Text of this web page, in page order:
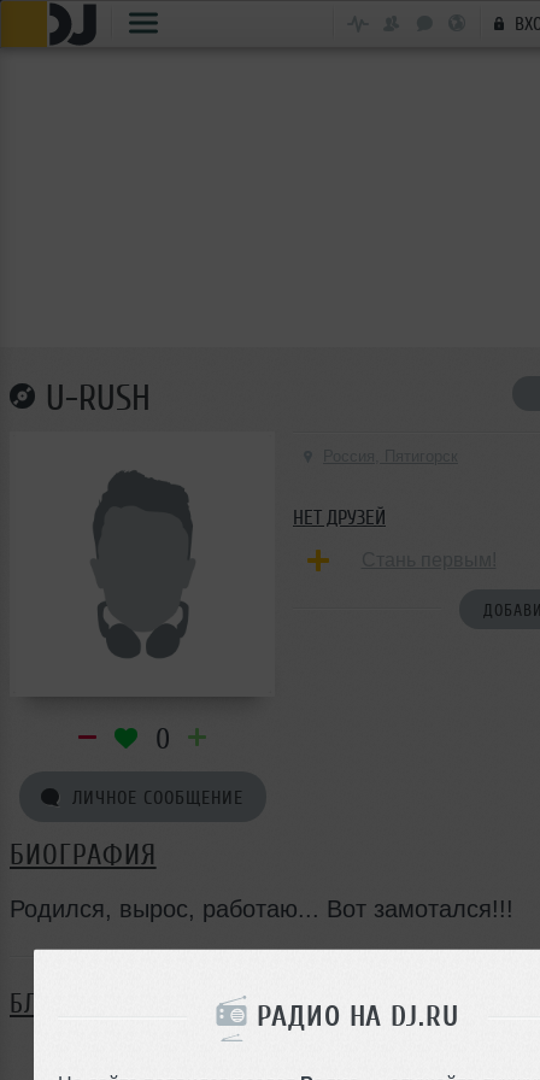
РАДИО НА DJ.RU
U-RUSH
0
ЛИЧНОЕ СООБЩЕНИЕ
НЕТ ДРУЗЕЙ
БИОГРАФИЯ
Родился, вырос, работаю... Вот замотался!!!
БЛОГ